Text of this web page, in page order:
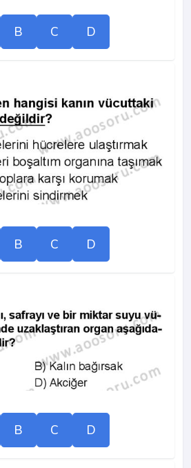
B C D
B C D
B C D